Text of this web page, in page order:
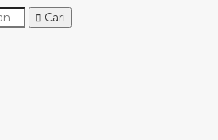
Cari